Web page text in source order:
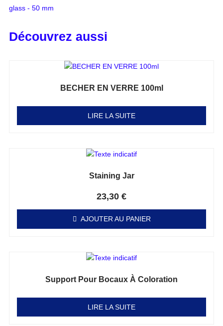
glass - 50 mm
Découvrez aussi
BECHER EN VERRE 100ml
LIRE LA SUITE
Staining Jar
23,30 €
AJOUTER AU PANIER
Support Pour Bocaux À Coloration
LIRE LA SUITE